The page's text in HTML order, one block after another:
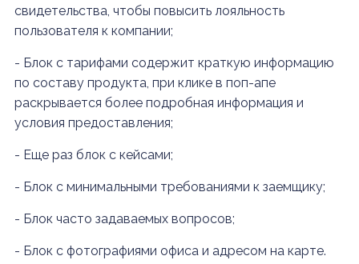
свидетельства, чтобы повысить лояльность
пользователя к компании;
- Блок с тарифами содержит краткую информацию
по составу продукта, при клике в поп-апе
раскрывается более подробная информация и
условия предоставления;
- Еще раз блок с кейсами;
- Блок с минимальными требованиями к заемщику;
- Блок часто задаваемых вопросов;
- Блок с фотографиями офиса и адресом на карте.